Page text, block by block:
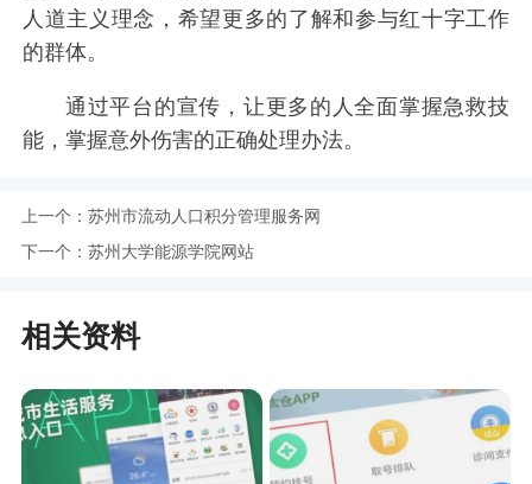
人道主义理念，希望更多的了解和参与红十字工作
的群体。
通过平台的宣传，让更多的人全面掌握急救技
能，掌握意外伤害的正确处理办法。
上一个： 苏州市流动人口积分管理服务网
下一个： 苏州大学能源学院网站
相关资料